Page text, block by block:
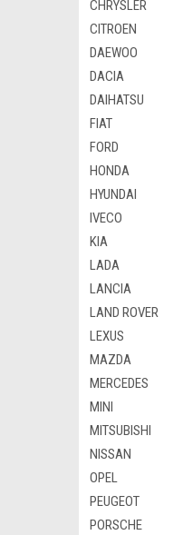
CHRYSLER
CITROEN
DAEWOO
DACIA
DAIHATSU
FIAT
FORD
HONDA
HYUNDAI
IVECO
KIA
LADA
LANCIA
LAND ROVER
LEXUS
MAZDA
MERCEDES
MINI
MITSUBISHI
NISSAN
OPEL
PEUGEOT
PORSCHE